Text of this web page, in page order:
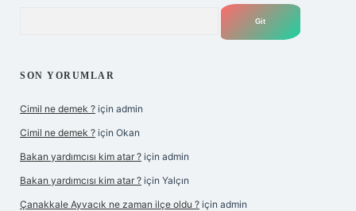
SON YORUMLAR
Cimil ne demek ? için admin
Cimil ne demek ? için Okan
Bakan yardımcısı kim atar ? için admin
Bakan yardımcısı kim atar ? için Yalçın
Çanakkale Ayvacık ne zaman ilçe oldu ? için admin